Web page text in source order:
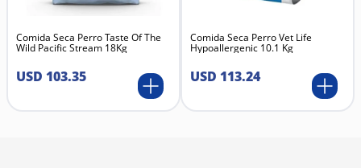
micotoxinas presentes en el alimento.
Modo de Uso:Simplemente mezcla la dosis diaria
recomendada (según el peso de la mascota) con su
cuchara dosificadora.
Comida Seca Perro Taste Of The
Wild Pacific Stream 18Kg
USD 103.35
Comida Seca Perro Vet Life
Hypoallergenic 10.1 Kg
USD 113.24